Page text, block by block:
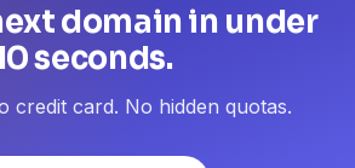
domain in under
seconds.
credit card. No hidden quotas.